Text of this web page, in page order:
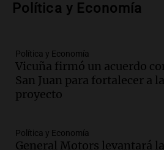
al mercado argentino
Audio.Perito Moreno
Mundial de Natación
récords y atletas de 20
Amamos Argentina
Audio.Conductor
accidente fatal en San
Política y Economía
Política y Economía
Vicuña firmó un acuerdo
San Juan para fortalecer a
proyecto
Política y Economía
General Motors levantará